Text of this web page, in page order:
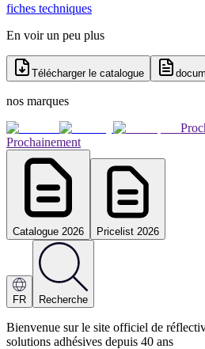
fiches techniques
En voir un peu plus
Télécharger le catalogue
nos marques
Prochainement
Catalogue 2026 Pricelist 2026
FR Recherche
Bienvenue sur le site officiel de
solutions adhésives depuis 40 ans